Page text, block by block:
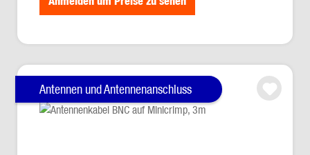
Antennen und Antennenanschluss